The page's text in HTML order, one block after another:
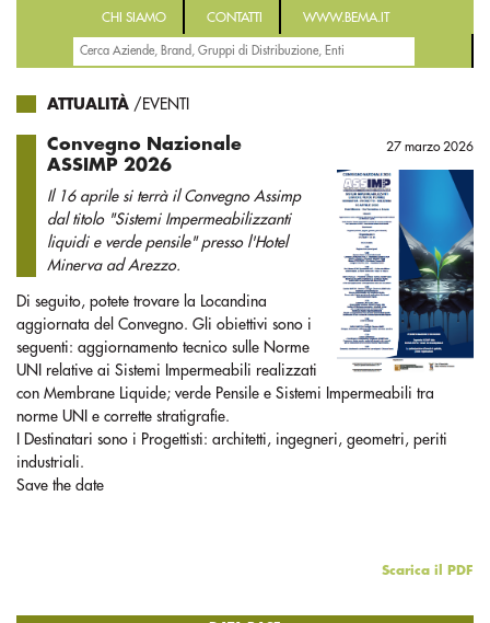
CHI SIAMO CONTATTI WWW.BEMA.IT
ATTUALITÀ /EVENTI
Convegno Nazionale
ASSIMP 2026
Il 16 aprile si terrà il Convegno Assimp
dal titolo "Sistemi Impermeabilizzanti
liquidi e verde pensile" presso l'Hotel
Minerva ad Arezzo.
27 marzo 2026
Di seguito, potete trovare la Locandina
aggiornata del Convegno. Gli obiettivi sono i
seguenti: aggiornamento tecnico sulle Norme
UNI relative ai Sistemi Impermeabili realizzati
con Membrane Liquide; verde Pensile e Sistemi Impermeabili tra
norme UNI e corrette stratigrafie.
I Destinatari sono i Progettisti: architetti, ingegneri, geometri, periti
industriali.
Save the date
Scarica il PDF